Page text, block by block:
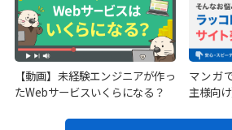
【動画】未経験エンジニアが作っ
たWebサービスいくらになる？
マンガ
主様向け